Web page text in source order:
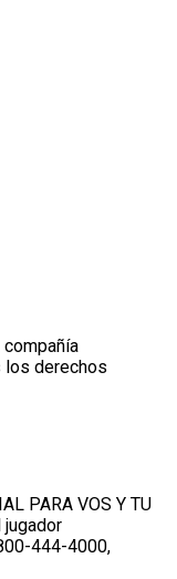
los derechos
PARA VOS Y TU
jugador
444-4000,